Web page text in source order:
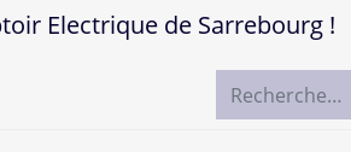
Electrique de Sarrebourg !